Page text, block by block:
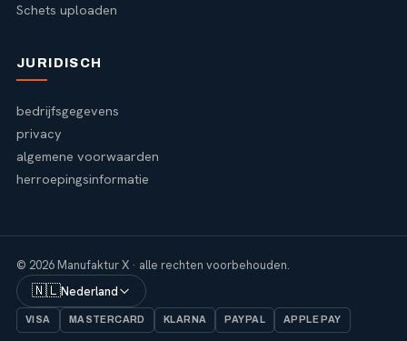
Schets uploaden
JURIDISCH
bedrijfsgegevens
privacy
algemene voorwaarden
herroepingsinformatie
© 2026 Manufaktur X · alle rechten voorbehouden.
🇳🇱Nederland
VISA MASTERCARD KLARNA PAYPAL APPLE PAY